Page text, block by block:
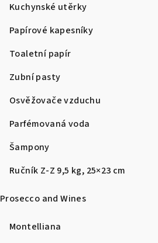
Kuchynské utěrky
Papírové kapesníky
Toaletní papír
Zubní pasty
Osvěžovače vzduchu
Parfémovaná voda
Šampony
Ručník Z-Z 9,5 kg, 25×23 cm
Prosecco and Wines
Montelliana